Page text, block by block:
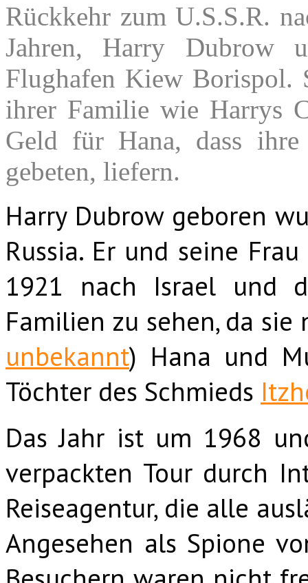
Rückkehr zum U.S.S.R.
Jahren, Harry Dubrow
Flughafen Kiew Borispol.
ihrer Familie wie Harrys
Geld für Hana, dass
gebeten, liefern.
Harry Dubrow geboren
Russia. Er und seine Frau
1921 nach Israel und
Familien zu sehen, da
unbekannt) Hana und
Töchter des Schmieds
Das Jahr ist um 1968
verpackten Tour durch
Reiseagentur, die alle
Angesehen als Spione